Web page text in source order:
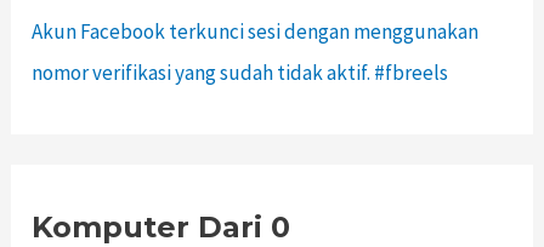
Akun Facebook terkunci sesi dengan menggunakan
nomor verifikasi yang sudah tidak aktif. #fbreels
Komputer Dari 0